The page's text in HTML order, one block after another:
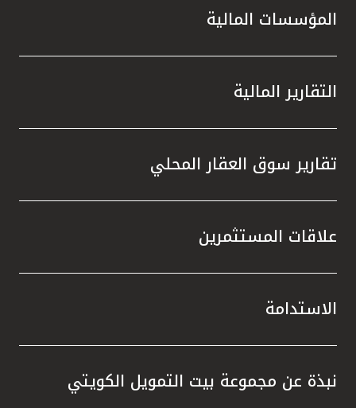
المؤسسات المالية
التقارير المالية
تقارير سوق العقار المحلي
علاقات المستثمرين
الاستدامة
نبذة عن مجموعة بيت التمويل الكويتي